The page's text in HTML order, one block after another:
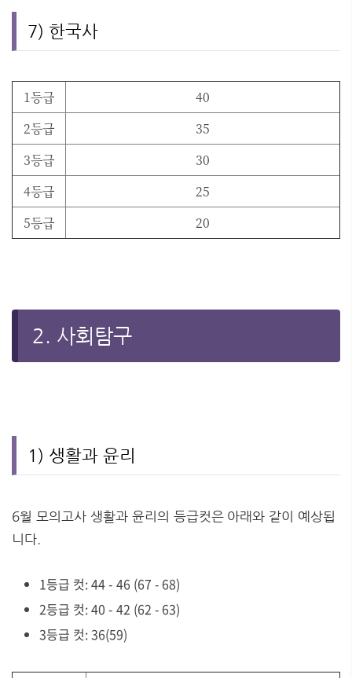
7) 한국사
1등급
40
2등급
35
3등급
30
4등급
25
5등급
20
2. 사회탐구
1) 생활과 윤리
6월 모의고사 생활과 윤리의 등급컷은 아래와 같이 예상됩
니다.
1등급 컷: 44 - 46 (67 - 68)
2등급 컷: 40 - 42 (62 - 63)
3등급 컷: 36(59)